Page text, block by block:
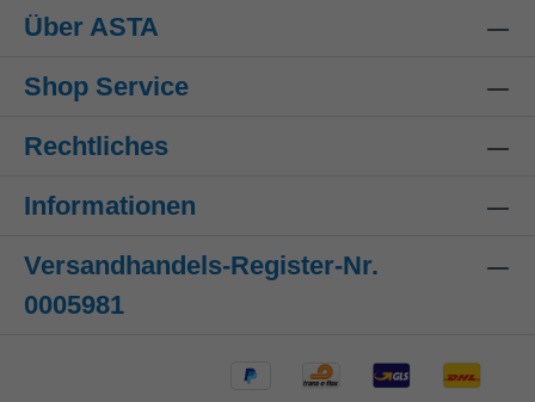
Über ASTA
Shop Service
Rechtliches
Informationen
Versandhandels-Register-Nr.
0005981